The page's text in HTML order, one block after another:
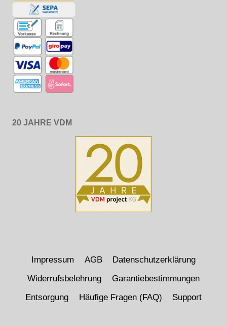
20 JAHRE VDM
Impressum AGB
Datenschutzerklärung
Widerrufsbelehrung
Garantiebestimmungen
Entsorgung
Häufige Fragen (FAQ) Support